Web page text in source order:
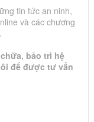
tin tức an ninh,
và các chương
bảo trì hệ
để được tư vấn